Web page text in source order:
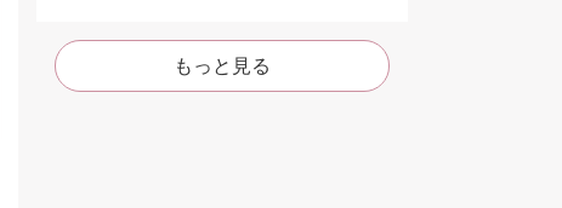
もっと見る